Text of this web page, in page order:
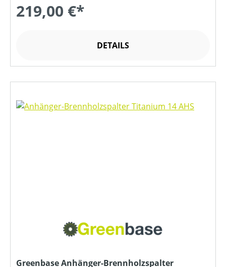
219,00 €*
DETAILS
Greenbase Anhänger-Brennholzspalter